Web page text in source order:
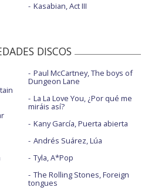
Kasabian, Act III
DISCOS
Paul McCartney, The boys of
Dungeon Lane
La La Love You, ¿Por qué me
miráis así?
Kany García, Puerta abierta
Andrés Suárez, Lúa
Tyla, A*Pop
The Rolling Stones, Foreign
tongues